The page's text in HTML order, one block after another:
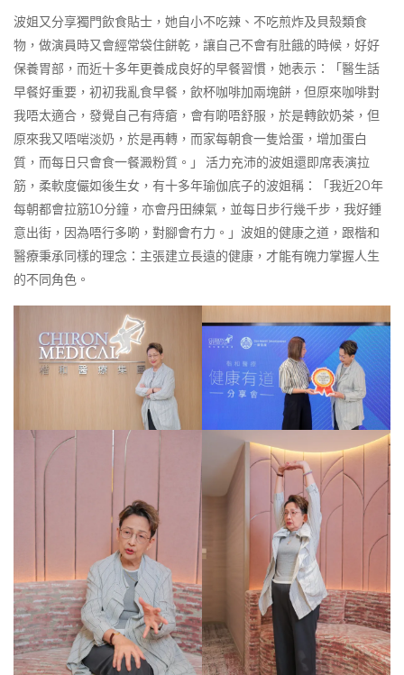
波姐又分享獨門飲食貼士，她自小不吃辣、不吃煎炸及貝殼類食
物，做演員時又會經常袋住餅乾，讓自己不會有肚餓的時候，好好
保養胃部，而近十多年更養成良好的早餐習慣，她表示：「醫生話
早餐好重要，初初我亂食早餐，飲杯咖啡加兩塊餅，但原來咖啡對
我唔太適合，發覺自己有痔瘡，會有啲唔舒服，於是轉飲奶茶，但
原來我又唔啱淡奶，於是再轉，而家每朝食一隻烚蛋，增加蛋白
質，而每日只會食一餐澱粉質。」 活力充沛的波姐還即席表演拉
筋，柔軟度儼如後生女，有十多年瑜伽㡳子的波姐稱：「我近20年
每朝都會拉筋10分鐘，亦會丹田練氣，並每日步行幾千步，我好鍾
意出街，因為唔行多啲，對腳會冇力。」波姐的健康之道，跟楷和
醫療秉承同樣的理念：主張建立長遠的健康，才能有魄力掌握人生
的不同角色。